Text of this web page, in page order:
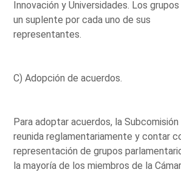
Innovación y Universidades. Los
un suplente por cada uno de sus
representantes.
C) Adopción de acuerdos.
Para adoptar acuerdos, la
reunida reglamentariamente y contar
representación de grupos
la mayoría de los miembros de la